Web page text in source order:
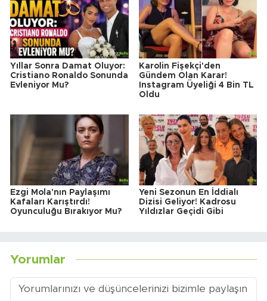
Yıllar Sonra Damat Oluyor:
Cristiano Ronaldo Sonunda
Evleniyor Mu?
Karolin Fişekçi'den
Gündem Olan Karar!
Instagram Üyeliği 4 Bin TL
Oldu
Ezgi Mola'nın Paylaşımı
Kafaları Karıştırdı!
Oyunculuğu Bırakıyor Mu?
Yeni Sezonun En İddialı
Dizisi Geliyor! Kadrosu
Yıldızlar Geçidi Gibi
Yorumlar